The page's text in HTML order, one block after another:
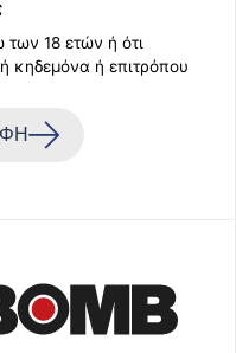
18 ετών ή ότι
κηδεμόνα ή επιτρόπου